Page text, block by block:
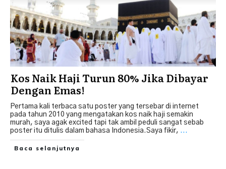
Kos Naik Haji Turun 80% Jika Dibayar
Dengan Emas!
Pertama kali terbaca satu poster yang tersebar di internet
pada tahun 2010 yang mengatakan kos naik haji semakin
murah, saya agak excited tapi tak ambil peduli sangat sebab
poster itu ditulis dalam bahasa Indonesia.Saya fikir, ...
Baca selanjutnya